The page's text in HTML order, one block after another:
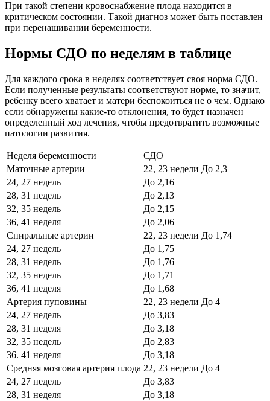
При такой степени кровоснабжение плода находится в
критическом состоянии. Такой диагноз может быть поставлен
при перенашивании беременности.
Нормы СДО по неделям в таблице
Для каждого срока в неделях соответствует своя норма СДО.
Если полученные результаты соответствуют норме, то значит,
ребенку всего хватает и матери беспокоиться не о чем. Однако
если обнаружены какие-то отклонения, то будет назначен
определенный ход лечения, чтобы предотвратить возможные
патологии развития.
Неделя беременности
СДО
Маточные артерии
22, 23 недели До 2,3
24, 27 недель
До 2,16
28, 31 недель
До 2,13
32, 35 недель
До 2,15
36, 41 неделя
До 2,06
Спиральные артерии
22, 23 недели До 1,74
24, 27 недель
До 1,75
28, 31 недель
До 1,76
32, 35 недель
До 1,71
36, 41 неделя
До 1,68
Артерия пуповины
22, 23 недели До 4
24, 27 недель
До 3,83
28, 31 неделя
До 3,18
32, 35 недель
До 2,83
36. 41 неделя
До 3,18
Средняя мозговая артерия плода 22, 23 недели До 4
24, 27 недель
До 3,83
28, 31 неделя
До 3,18